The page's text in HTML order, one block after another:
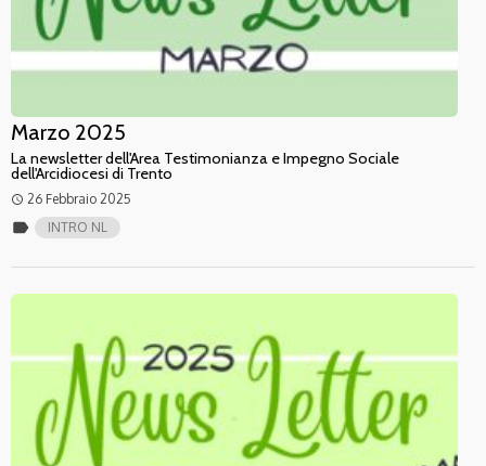
Marzo 2025
La newsletter dell'Area Testimonianza e Impegno Sociale
dell'Arcidiocesi di Trento
access_time 26 Febbraio 2025
label INTRO NL